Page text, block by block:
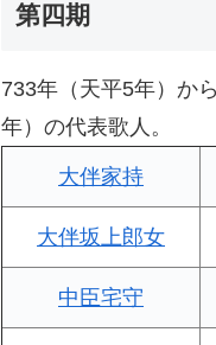
第四期
733年（天平5年）か
年）の代表歌人。
大伴家持
大伴坂上郎女
中臣宅守